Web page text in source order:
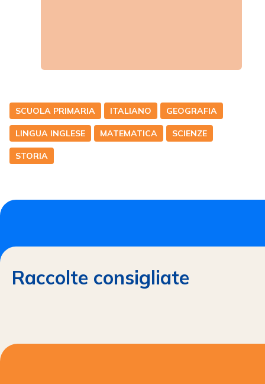
SCUOLA PRIMARIA ITALIANO GEOGRAFIA
LINGUA INGLESE MATEMATICA SCIENZE
STORIA
Raccolte consigliate